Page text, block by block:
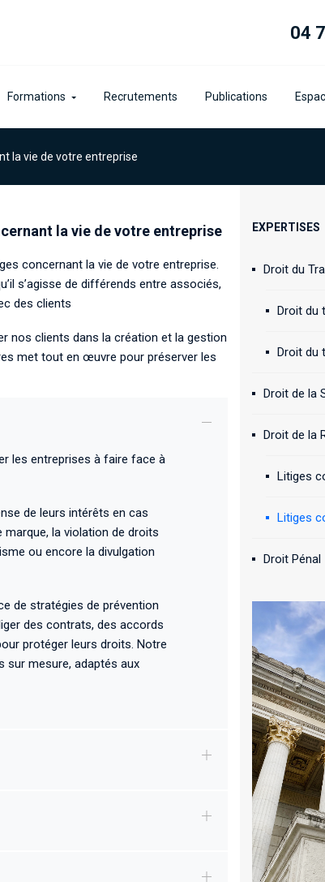
04
Formations Recrutements Publications
la vie de votre entreprise
la vie de votre entreprise
concernant la vie de votre entreprise.
s’agisse de différends entre associés,
des clients
nos clients dans la création et la gestion
met tout en œuvre pour préserver les
les entreprises à faire face à
de leurs intérêts en cas
marque, la violation de droits
ou encore la divulgation
de stratégies de prévention
des contrats, des accords
protéger leurs droits. Notre
sur mesure, adaptés aux
EXPERTISES
Droit du
Droit du
Droit du
Droit de la
Droit de la
Litiges
Litiges
Droit Pénal